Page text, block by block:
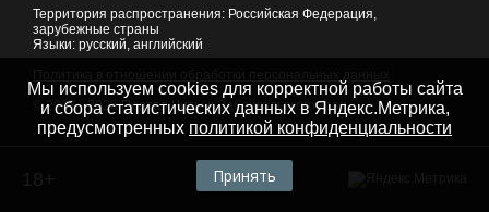
Территория распространения: Российская Федерация,
зарубежные страны
Языки: русский, английский
© 2007 - 2026Портал Читы и Забайкальского края
Мы используем cookies для корректной работы сайта
и сбора статистических данных в Яндекс.Метрика,
предусмотренных политикой конфиденциальности
Принять